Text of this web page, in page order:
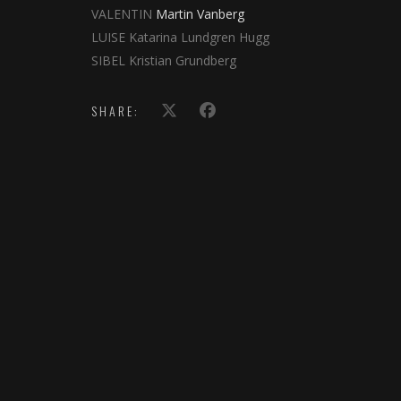
VALENTIN Martin Vanberg
LUISE Katarina Lundgren Hugg
SIBEL Kristian Grundberg
SHARE: